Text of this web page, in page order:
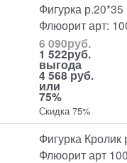
Фигурка р.20*35
Флюорит арт:
6 090руб.
1 522руб.
выгода
4 568 руб.
или
75%
Скидка 75%
Фигурка Кролик
Флюорит арт